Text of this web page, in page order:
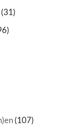
(31)
(107)